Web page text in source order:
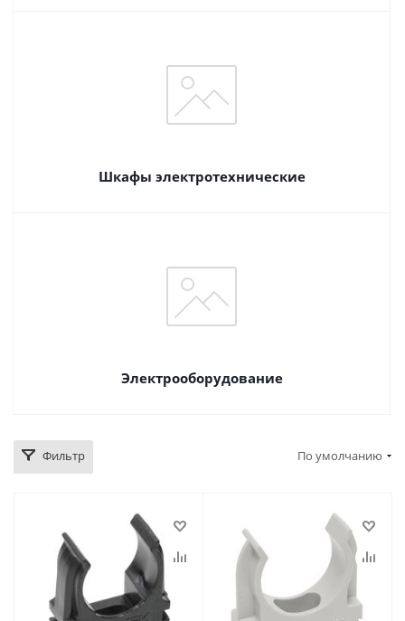
Шкафы электротехнические
Электрооборудование
Фильтр По умолчанию